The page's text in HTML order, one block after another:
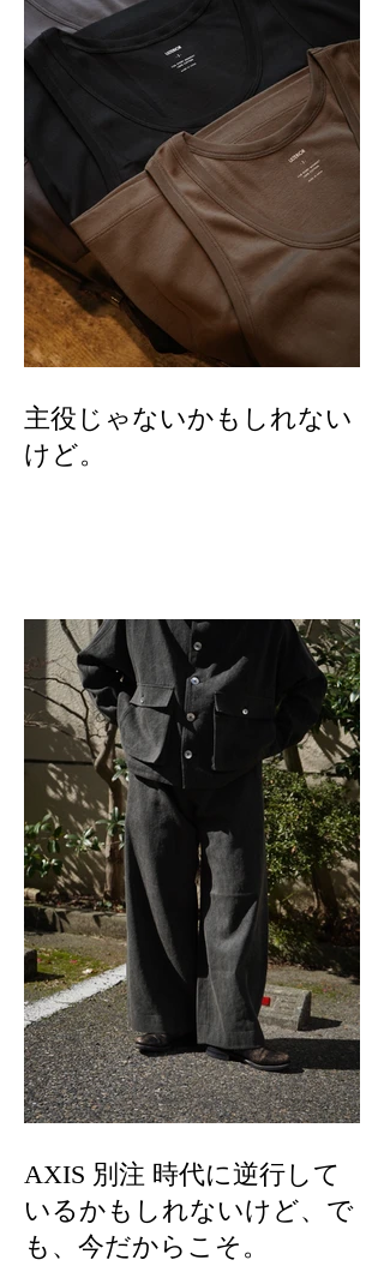
主役じゃないかもしれない
けど。
AXIS 別注 時代に逆行して
いるかもしれないけど、で
も、今だからこそ。